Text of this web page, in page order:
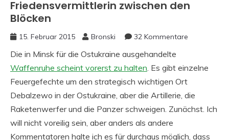
Friedensvermittlerin zwischen den
Blöcken
15. Februar 2015 Bronski 32 Kommentare
Die in Minsk für die Ostukraine ausgehandelte
Waffenruhe scheint vorerst zu halten. Es gibt einzelne
Feuergefechte um den strategisch wichtigen Ort
Debalzewo in der Ostukraine, aber die Artillerie, die
Raketenwerfer und die Panzer schweigen. Zunächst. Ich
will nicht voreilig sein, aber anders als andere
Kommentatoren halte ich es für durchaus möglich, dass